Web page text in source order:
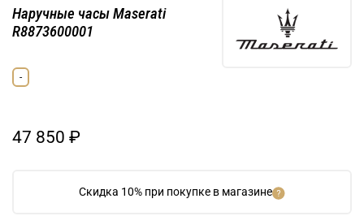
Скидка 10% при покупке в магазине
Наручные часы Maserati
R8873600001
-
47 850 ₽